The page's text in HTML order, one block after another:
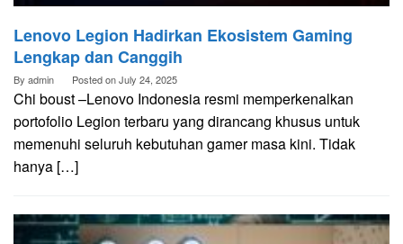
Lenovo Legion Hadirkan Ekosistem Gaming
Lengkap dan Canggih
By admin Posted onJuly 24, 2025
Chi boust –Lenovo Indonesia resmi memperkenalkan
portofolio Legion terbaru yang dirancang khusus untuk
memenuhi seluruh kebutuhan gamer masa kini. Tidak
hanya […]